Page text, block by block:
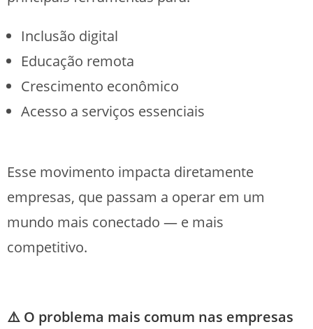
Inclusão digital
Educação remota
Crescimento econômico
Acesso a serviços essenciais
Esse movimento impacta diretamente
empresas, que passam a operar em um
mundo mais conectado — e mais
competitivo.
⚠️ O problema mais comum nas empresas